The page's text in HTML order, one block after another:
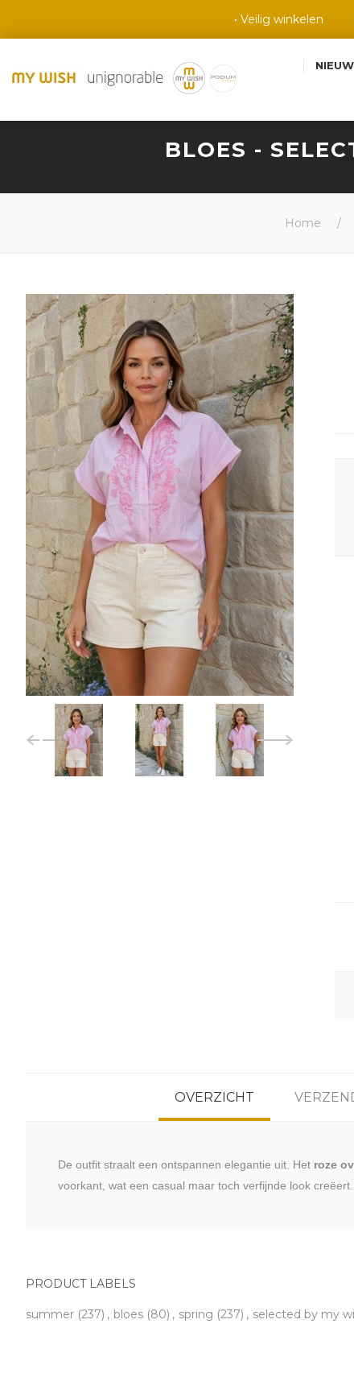
• Veilig winkelen
NIEUW
Home /
BLOES -
OVERZICHT
De outfit straalt een ontspannen elegantie uit. Het roze
voorkant, wat een casual maar toch verfijnde look creëert.
PRODUCT LABELS
summer (237) , bloes (80) , spring (237) , selected by my